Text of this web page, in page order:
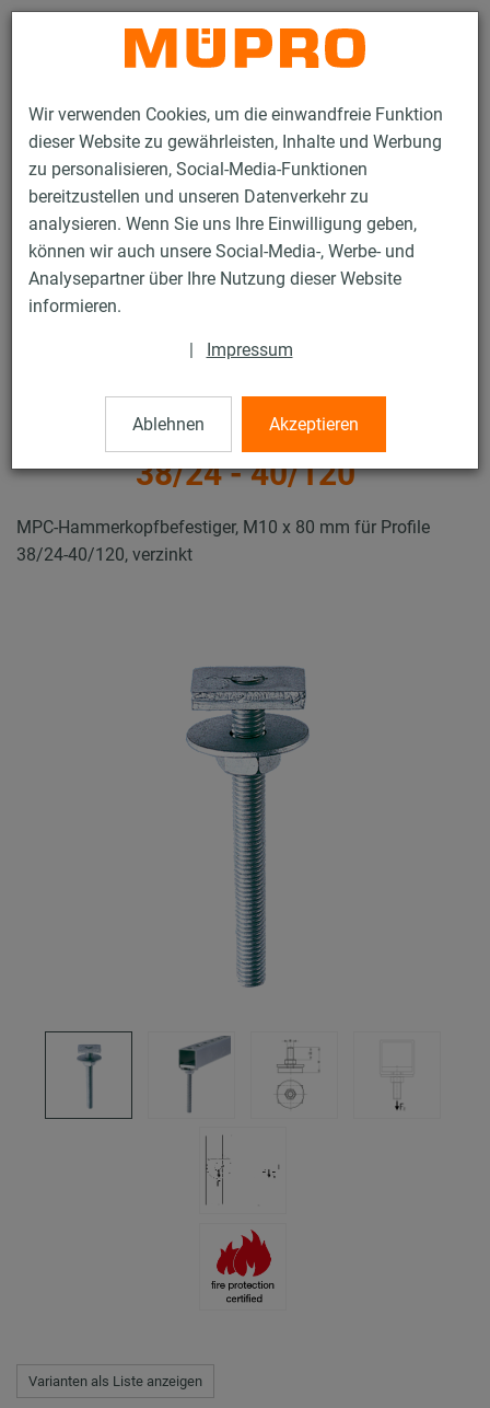
Wir verwenden Cookies, um die einwandfreie Funktion
dieser Website zu gewährleisten, Inhalte und Werbung
zu personalisieren, Social-Media-Funktionen
bereitzustellen und unseren Datenverkehr zu
analysieren. Wenn Sie uns Ihre Einwilligung geben,
können wir auch unsere Social-Media-, Werbe- und
Analysepartner über Ihre Nutzung dieser Website
informieren.
| Impressum
Ablehnen Akzeptieren
Kontakt
Produkte Befestigungstechnik
Lüftungsbefestigung
Installationsschienen für die Lüftungsbefestigung
MPC-Systemschienen (leichter bis mittlerer Lastbereich)
MPC-Hammerkopfbefestiger 38/24 - 40/120
MPC-Hammerkopfbefestiger
38/24 - 40/120
MPC-Hammerkopfbefestiger, M10 x 80 mm für Profile
38/24-40/120, verzinkt
Varianten als Liste anzeigen